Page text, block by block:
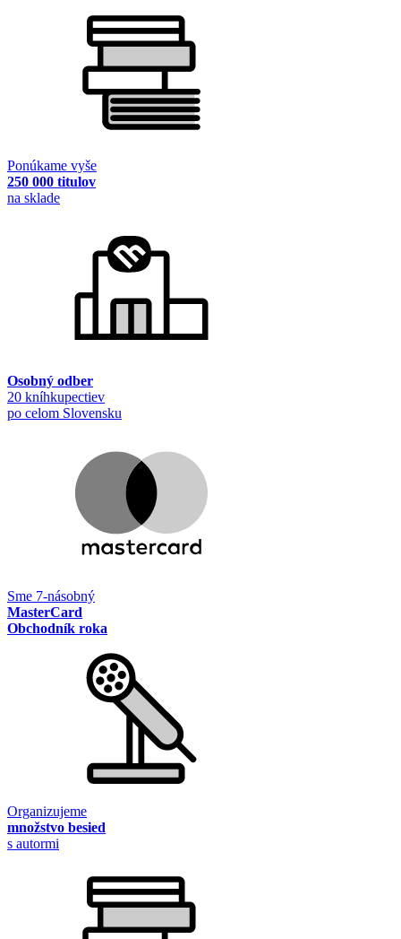
Ponúkame vyše
250 000 titulov
na sklade
Osobný odber
20 kníhkupectiev
po celom Slovensku
Sme 7-násobný
MasterCard
Obchodník roka
Organizujeme
množstvo besied
s autormi